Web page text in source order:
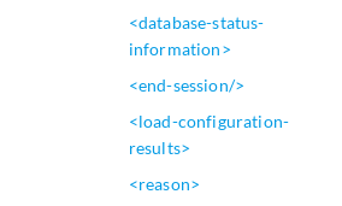
<database-status-
information>
<end-session/>
<load-configuration-
results>
<reason>